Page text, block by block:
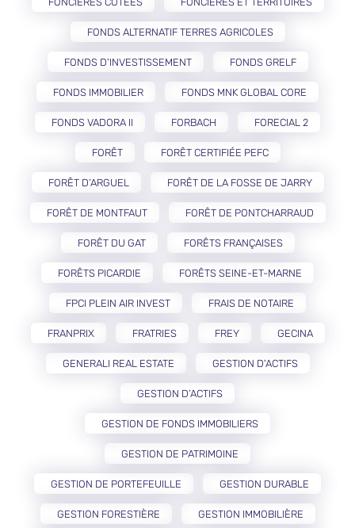
FONDS ALTERNATIF TERRES AGRICOLES
FONDS D'INVESTISSEMENT FONDS GRELF
FONDS IMMOBILIER FONDS MNK GLOBAL CORE
FONDS VADORA II FORBACH FORECIAL 2
FORÊT FORÊT CERTIFIÉE PEFC
FORÊT D’ARGUEL FORÊT DE LA FOSSE DE JARRY
FORÊT DE MONTFAUT FORÊT DE PONTCHARRAUD
FORÊT DU GAT FORÊTS FRANÇAISES
FORÊTS PICARDIE FORÊTS SEINE-ET-MARNE
FPCI PLEIN AIR INVEST FRAIS DE NOTAIRE
FRANPRIX FRATRIES FREY GECINA
GENERALI REAL ESTATE GESTION D'ACTIFS
GESTION D’ACTIFS
GESTION DE FONDS IMMOBILIERS
GESTION DE PATRIMOINE
GESTION DE PORTEFEUILLE GESTION DURABLE
GESTION FORESTIÈRE GESTION IMMOBILIÈRE